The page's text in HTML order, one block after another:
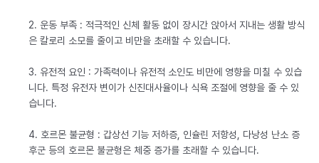
2. 운동 부족 : 적극적인 신체 활동 없이 장시간 앉아서 지내는 생활 방식
은 칼로리 소모를 줄이고 비만을 초래할 수 있습니다.
3. 유전적 요인 : 가족력이나 유전적 소인도 비만에 영향을 미칠 수 있습
니다. 특정 유전자 변이가 신진대사율이나 식욕 조절에 영향을 줄 수 있
습니다.
4. 호르몬 불균형 : 갑상선 기능 저하증, 인슐린 저항성, 다낭성 난소 증
후군 등의 호르몬 불균형은 체중 증가를 초래할 수 있습니다.